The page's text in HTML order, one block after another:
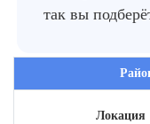
так вы
Локация